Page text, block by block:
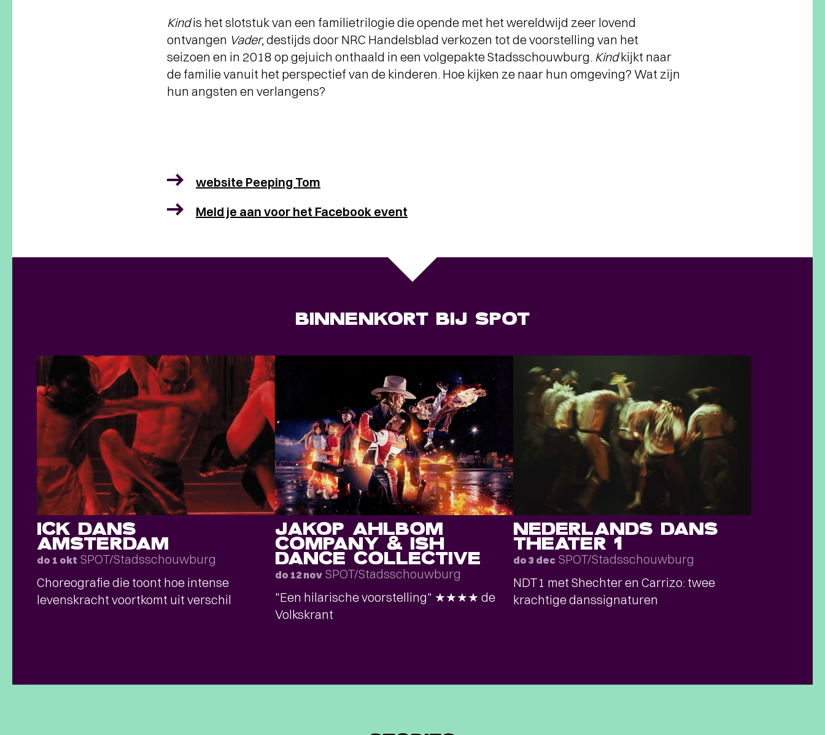
Kindis het slotstuk van een familietrilogie die opende met het wereldwijd zeer lovend
ontvangen Vader, destijds door NRC Handelsblad verkozen tot de voorstelling van het
seizoen en in 2018 op gejuich onthaald in een volgepakte Stadsschouwburg. Kindkijkt naar
de familie vanuit het perspectief van de kinderen. Hoe kijken ze naar hun omgeving? Wat zijn
hun angsten en verlangens?
website Peeping Tom
Meld je aan voor het Facebook event
BINNENKORT BIJ SPOT
ICK DANS
AMSTERDAM
do 1 okt SPOT/Stadsschouwburg
Choreografie die toont hoe intense
levenskracht voortkomt uit verschil
JAKOP AHLBOM
COMPANY & ISH
DANCE COLLECTIVE
do 12 nov SPOT/Stadsschouwburg
"Een hilarische voorstelling" ★★★★ de
Volkskrant
NEDERLANDS DANS
THEATER 1
do 3 dec SPOT/Stadsschouwburg
NDT1 met Shechter en Carrizo: twee
krachtige danssignaturen